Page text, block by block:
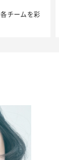
くる【保湿